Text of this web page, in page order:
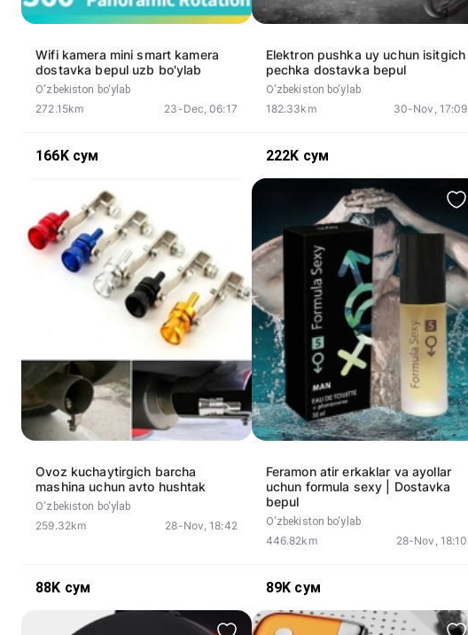
Wifi kamera mini smart kamera
dostavka bepul uzb bo'ylab
O‘zbekiston bo‘ylab
272.15km 23-Dec, 06:17
166K сум
Elektron pushka uy uchun isitgich
pechka dostavka bepul
O‘zbekiston bo‘ylab
182.33km 30-Nov, 17:09
222K сум
Ovoz kuchaytirgich barcha
mashina uchun avto hushtak
O‘zbekiston bo‘ylab
259.32km 28-Nov, 18:42
88K сум
Feramon atir erkaklar va ayollar
uchun formula sexy | Dostavka
bepul
O‘zbekiston bo‘ylab
446.82km 28-Nov, 18:10
89K сум